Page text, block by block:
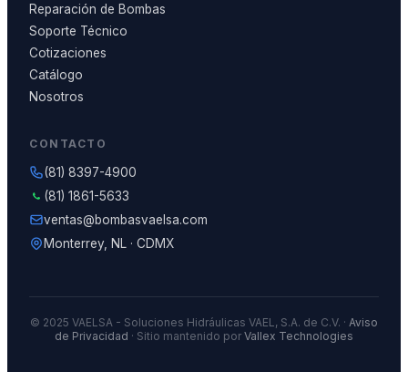
Reparación de Bombas
Soporte Técnico
Cotizaciones
Catálogo
Nosotros
CONTACTO
(81) 8397-4900
(81) 1861-5633
ventas@bombasvaelsa.com
Monterrey, NL · CDMX
© 2025 VAELSA - Soluciones Hidráulicas VAEL, S.A. de C.V. · Aviso
de Privacidad · Sitio mantenido por Vallex Technologies